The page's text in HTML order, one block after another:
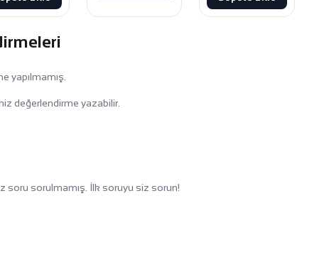
yapılmamış.
değerlendirme yazabilir.
soru sorulmamış. İlk soruyu siz sorun!